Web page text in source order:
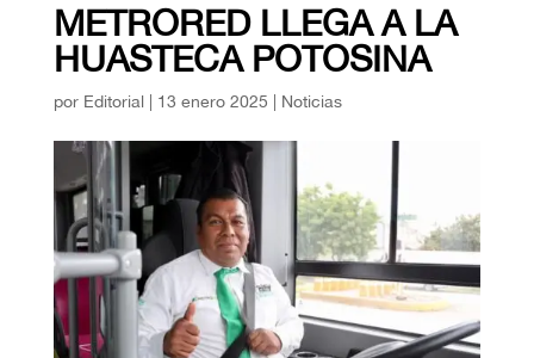
METRORED LLEGA A LA
HUASTECA POTOSINA
por Editorial| 13 enero 2025 Noticias